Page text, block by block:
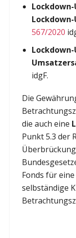
567/2020
idgF.
Die
die auch eine
Punkt 5.3 der
Fonds für
selbständige